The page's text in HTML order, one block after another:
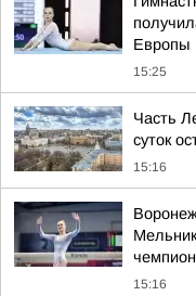
Европы
15:25
Часть
суток
15:16
15:16